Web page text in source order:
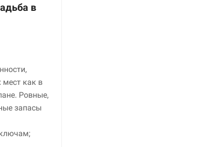
в
мест как в
Ровные,
запасы
для
чтобы